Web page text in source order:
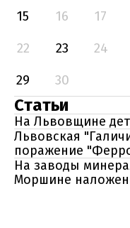
15
16 17
22
23 24
29
30
Статьи
На Львовщине
Львовская
поражение
На заводы
Моршине наложен